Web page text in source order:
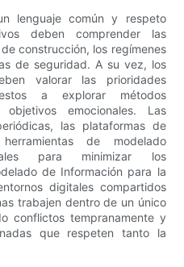
lenguaje común y respeto
deben comprender las
construcción, los regímenes
de seguridad. A su vez, los
valorar las prioridades
a explorar métodos
emocionales. Las
las plataformas de
de modelado
para minimizar los
de Información para la
digitales compartidos
trabajen dentro de un único
conflictos tempranamente y
que respeten tanto la